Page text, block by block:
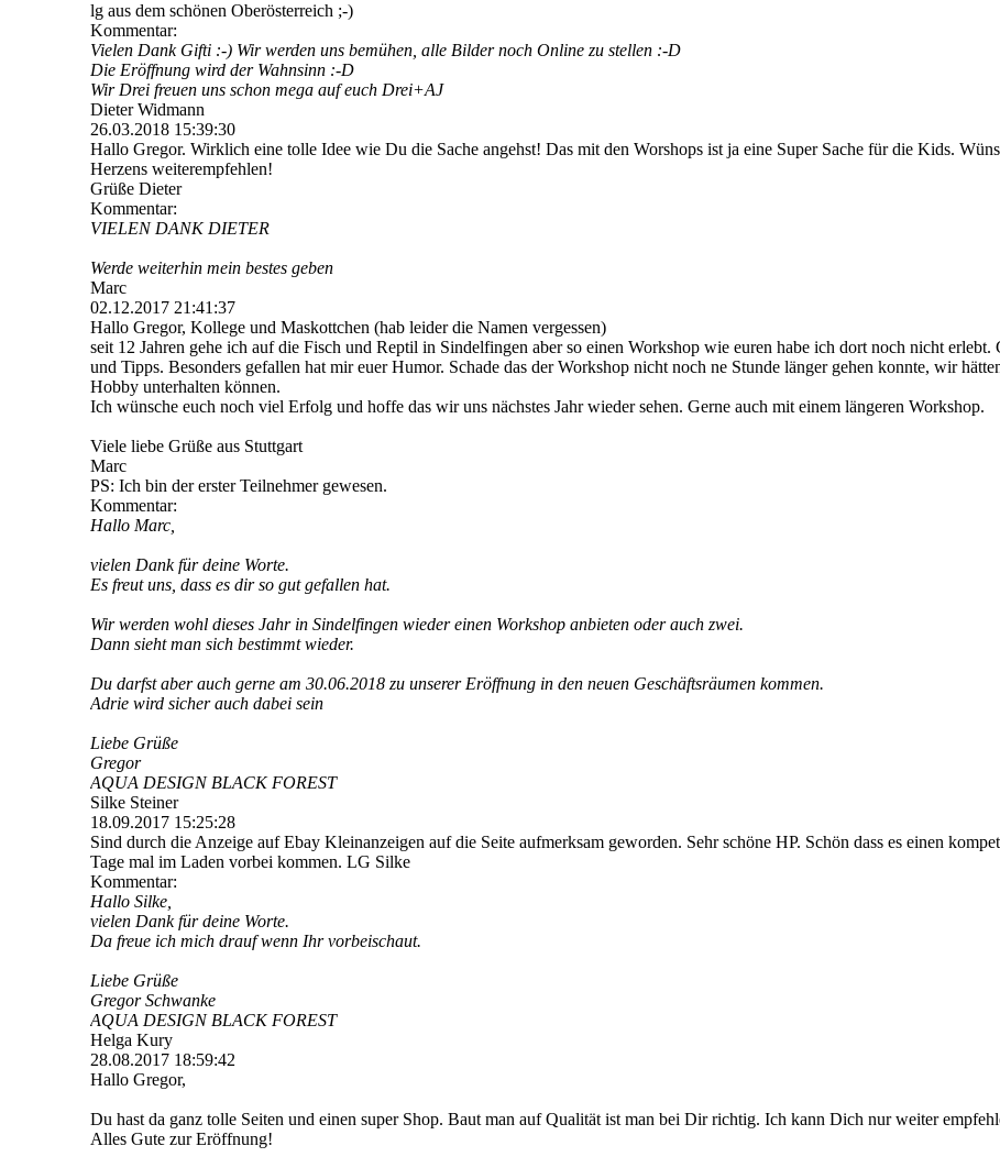
lg aus dem schönen Oberösterreich ;-)
Kommentar:
Vielen Dank Gifti :-) Wir werden uns bemühen, alle Bilder noch Online zu stellen :-D
Die Eröffnung wird der Wahnsinn :-D
Wir Drei freuen uns schon mega auf euch Drei+AJ
Dieter Widmann
26.03.2018 15:39:30
Hallo Gregor. Wirklich eine tolle Idee wie Du die Sache angehst! Das mit den Worshops ist ja eine Super Sache für die Kids.
Herzens weiterempfehlen!
Grüße Dieter
Kommentar:
VIELEN DANK DIETER
Werde weiterhin mein bestes geben
Marc
02.12.2017 21:41:37
Hallo Gregor, Kollege und Maskottchen (hab leider die Namen vergessen)
seit 12 Jahren gehe ich auf die Fisch und Reptil in Sindelfingen aber so einen Workshop wie euren habe ich dort noch nicht
und Tipps. Besonders gefallen hat mir euer Humor. Schade das der Workshop nicht noch ne Stunde länger gehen konnte, wir
Hobby unterhalten können.
Ich wünsche euch noch viel Erfolg und hoffe das wir uns nächstes Jahr wieder sehen. Gerne auch mit einem längeren Workshop.
Viele liebe Grüße aus Stuttgart
Marc
PS: Ich bin der erster Teilnehmer gewesen.
Kommentar:
Hallo Marc,
vielen Dank für deine Worte.
Es freut uns, dass es dir so gut gefallen hat.
Wir werden wohl dieses Jahr in Sindelfingen wieder einen Workshop anbieten oder auch zwei.
Dann sieht man sich bestimmt wieder.
Du darfst aber auch gerne am 30.06.2018 zu unserer Eröffnung in den neuen Geschäftsräumen kommen.
Adrie wird sicher auch dabei sein
Liebe Grüße
Gregor
AQUA DESIGN BLACK FOREST
Silke Steiner
18.09.2017 15:25:28
Sind durch die Anzeige auf Ebay Kleinanzeigen auf die Seite aufmerksam geworden. Sehr schöne HP. Schön dass es einen
Tage mal im Laden vorbei kommen. LG Silke
Kommentar:
Hallo Silke,
vielen Dank für deine Worte.
Da freue ich mich drauf wenn Ihr vorbeischaut.
Liebe Grüße
Gregor Schwanke
AQUA DESIGN BLACK FOREST
Helga Kury
28.08.2017 18:59:42
Hallo Gregor,
Du hast da ganz tolle Seiten und einen super Shop. Baut man auf Qualität ist man bei Dir richtig. Ich kann Dich nur weiter
Alles Gute zur Eröffnung!